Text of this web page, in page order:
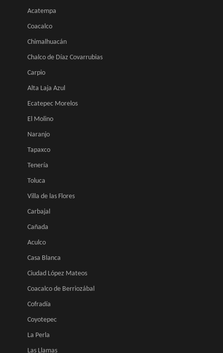
Acatempa
Coacalco
Chimalhuacán
Chalco de Díaz Covarrubias
Carpio
Alta Laja Azul
Ecatepec Morelos
El Molino
Naranjo
Tapaxco
Tenería
Toluca
Villa de las Flores
Carbajal
Cañada
Aculco
Casa Blanca
Ciudad López Mateos
Coacalco de Berriozábal
Cofradía
Coyotepec
La Perla
Las Llamas